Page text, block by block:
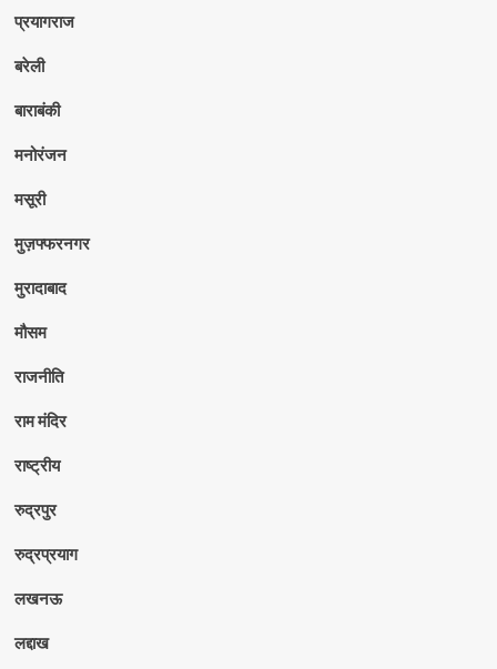
प्रयागराज
बरेली
बाराबंकी
मनोरंजन
मसूरी
मुज़फ्फरनगर
मुरादाबाद
मौसम
राजनीति
राम मंदिर
राष्ट्रीय
रुद्रपुर
रुद्रप्रयाग
लखनऊ
लद्दाख